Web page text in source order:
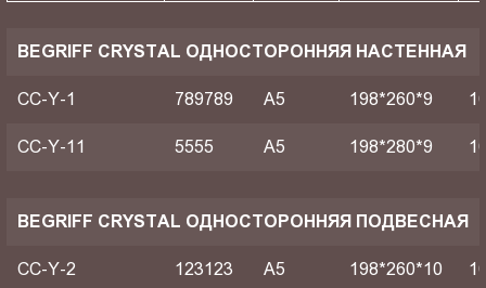
BEGRIFF CRYSTAL ОДНОСТОРОННЯЯ НАСТЕННАЯ
CC-Y-1 789789 A5 198*260*9
CC-Y-11 5555 A5 198*280*9
BEGRIFF CRYSTAL ОДНОСТОРОННЯЯ ПОДВЕСНАЯ
CC-Y-2 123123 A5 198*260*10